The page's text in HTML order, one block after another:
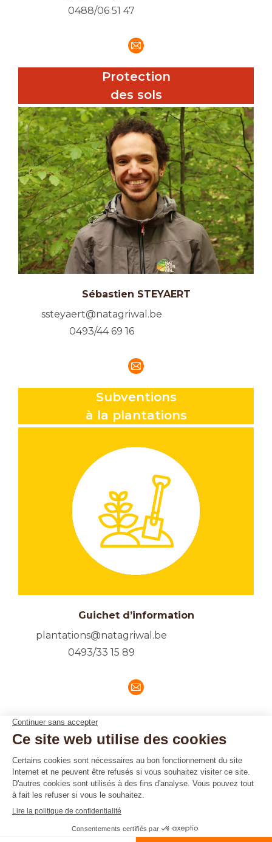
0488/06 51 47
E-
mail
Protection
des sols
Sébastien STEYAERT
ssteyaert@natagriwal.be
0493/44 69 16
E-
mail
Subventions
à la plantations
Guichet d’information
plantations@natagriwal.be
0493/33 15 89
E-